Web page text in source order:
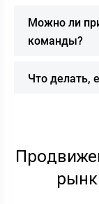
Можно ли
команды?
Что делать,